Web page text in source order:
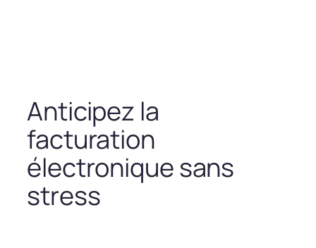
Anticipez la
facturation
électronique sans
stress